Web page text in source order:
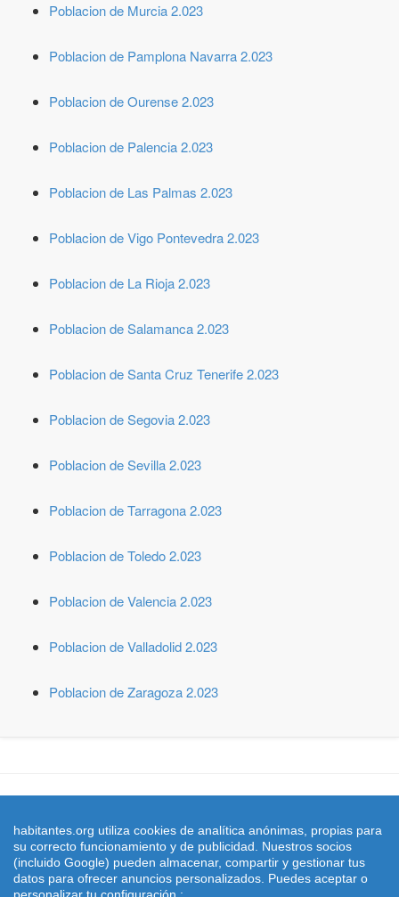
Poblacion de Murcia 2.023
Poblacion de Pamplona Navarra 2.023
Poblacion de Ourense 2.023
Poblacion de Palencia 2.023
Poblacion de Las Palmas 2.023
Poblacion de Vigo Pontevedra 2.023
Poblacion de La Rioja 2.023
Poblacion de Salamanca 2.023
Poblacion de Santa Cruz Tenerife 2.023
Poblacion de Segovia 2.023
Poblacion de Sevilla 2.023
Poblacion de Tarragona 2.023
Poblacion de Toledo 2.023
Poblacion de Valencia 2.023
Poblacion de Valladolid 2.023
Poblacion de Zaragoza 2.023
© 2026 habitantes.org. Censo de Poblacion con el padron y
y municipios
Cifras de poblacion referidas al 01/01/2022 publicadas en el BOE nº
305 de fecha 21 Diciembre 2.022 elINE- Instituto Nacional de
Estadistica
habitantes.org utiliza cookies de analítica anónimas, propias para
su correcto funcionamiento y de publicidad. Nuestros socios
(incluido Google) pueden almacenar, compartir y gestionar tus
datos para ofrecer anuncios personalizados. Puedes aceptar o